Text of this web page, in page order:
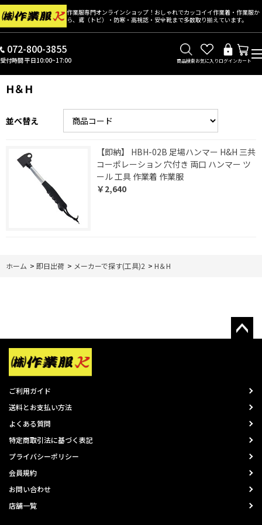
作業服専門オンラインショップ！おしゃれでカッコイイ作業着・作業服か
ら、鳶（トビ）・防寒・高視認・安全靴まで多数取り揃えています。
072-800-3855
受付時間 平日10:00~17:00 商品検索お気に入りログインカート
H＆H
並べ替え
【即納】 HBH-02B 足場ハンマー H&H 三共
コーポレーション 穴付き 両口 ハンマー ツ
ール 工具 作業着 作業服
￥2,640
ホーム > 即日出荷 > メーカーで探す(工具)2 > H＆H
ご利用ガイド
送料とお支払い方法
よくある質問
特定商取引法に基づく表記
プライバシーポリシー
会員規約
お問い合わせ
店舗一覧